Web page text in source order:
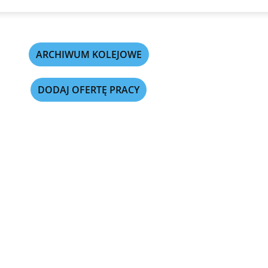
ARCHIWUM KOLEJOWE
DODAJ OFERTĘ PRACY